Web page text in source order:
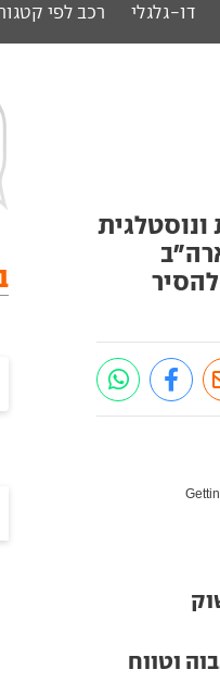
דו-גלגלי רכב לפי
וטווח